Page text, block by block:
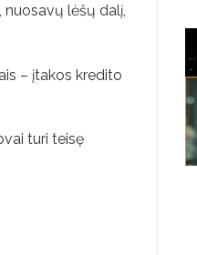
nuosavų lėšų dalį,
– įtakos kredito
turi teisę